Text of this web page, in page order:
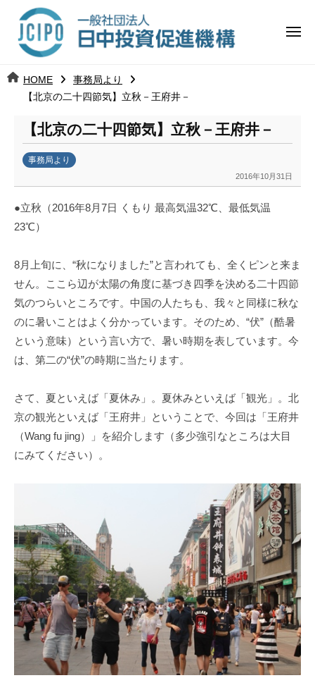
ツ 日
中
投
資
促
進
機
構
j
メ
HOME
事務局より
【北京の二十四節気】立秋－王府井－
【北京の二十四節気】立秋－王府井－
事務局より
2016年10月31日
k
a
a
u
●立秋（2016年8月7日 くもり 最高気温32℃、最低気温
23℃）
8月上旬に、“秋になりました”と言われても、全くピンと来ま
せん。ここら辺が太陽の角度に基づき四季を決める二十四節
気のつらいところです。中国の人たちも、我々と同様に秋な
のに暑いことはよく分かっています。そのため、“伏”（酷暑
という意味）という言い方で、暑い時期を表しています。今
は、第二の“伏”の時期に当たります。
さて、夏といえば「夏休み」。夏休みといえば「観光」。北
京の観光といえば「王府井」ということで、今回は「王府井
（Wang fu jing）」を紹介します（多少強引なところは大目
にみてください）。
日
中
資
進
機
構